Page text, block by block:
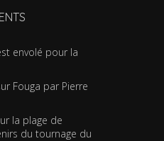
envolé pour la
Fouga par Pierre
la plage de
du tournage du